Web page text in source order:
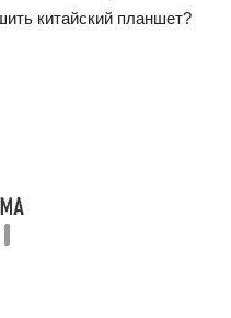
китайский планшет?